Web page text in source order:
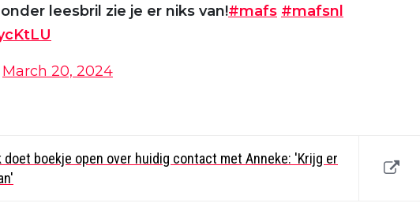
leesbril zie je er niks van!#mafs #mafsnl
March 20, 2024
doet boekje open over huidig contact met Anneke: 'Krijg er